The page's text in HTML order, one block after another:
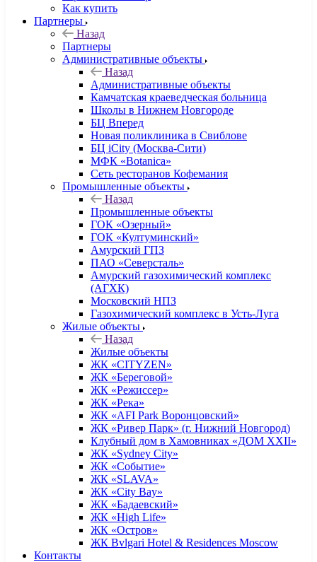
Как купить
Партнеры
Назад
Партнеры
Административные объекты
Назад
Административные объекты
Камчатская краеведческая больница
Школы в Нижнем Новгороде
БЦ Вперед
Новая поликлиника в Свиблове
БЦ iCity (Москва-Сити)
МФК «Botanica»
Сеть ресторанов Кофемания
Промышленные объекты
Назад
Промышленные объекты
ГОК «Озерный»
ГОК «Култуминский»
Амурский ГПЗ
ПАО «Северсталь»
Амурский газохимический комплекс
(АГХК)
Московский НПЗ
Газохимический комплекс в Усть-Луга
Жилые объекты
Назад
Жилые объекты
ЖК «CITYZEN»
ЖК «Береговой»
ЖК «Режиссер»
ЖК «Река»
ЖК «AFI Park Воронцовский»
ЖК «Ривер Парк» (г. Нижний Новгород)
Клубный дом в Хамовниках «ДОМ XXII»
ЖК «Sydney City»
ЖК «Событие»
ЖК «SLAVA»
ЖК «City Bay»
ЖК «Бадаевский»
ЖК «High Life»
ЖК «Остров»
ЖК Bvlgari Hotel & Residences Moscow
Контакты